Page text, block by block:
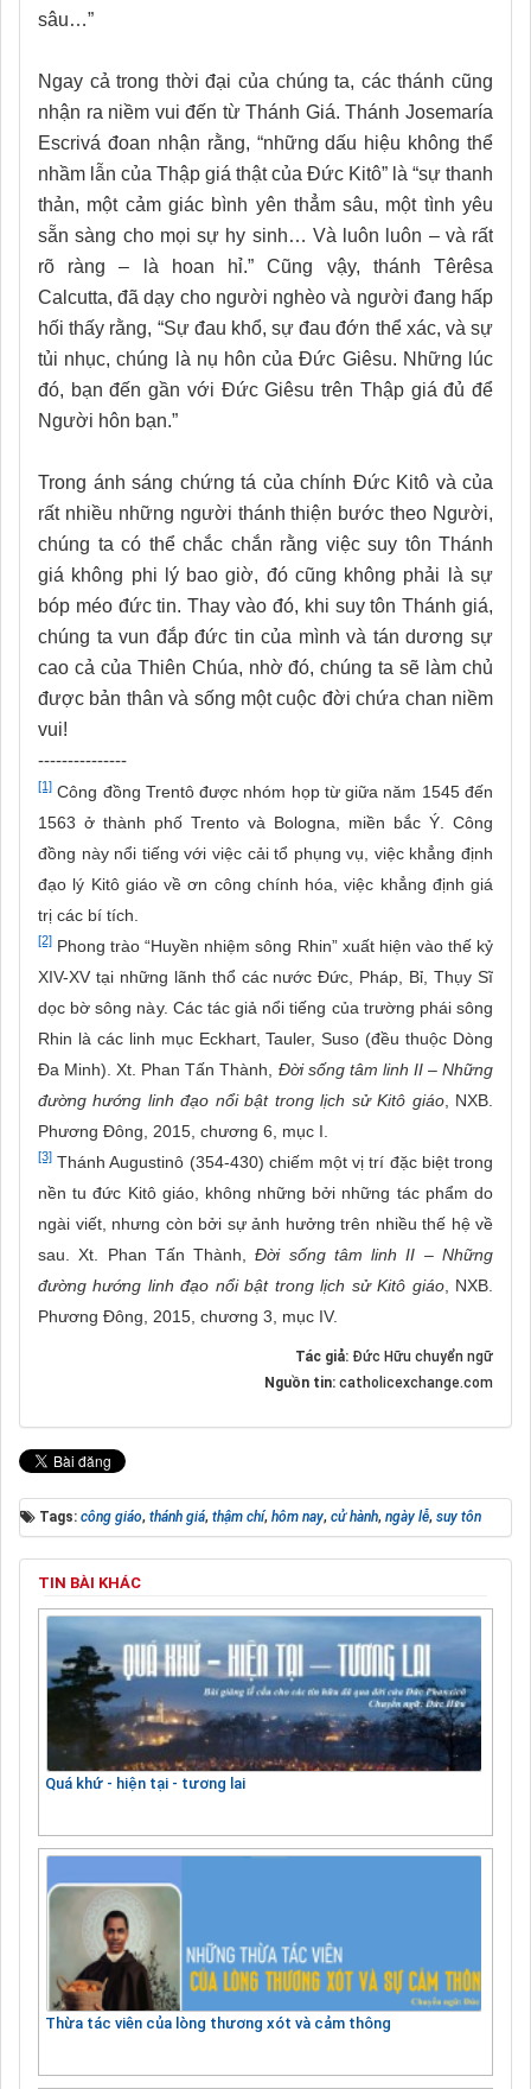
sâu…”
Ngay cả trong thời đại của chúng ta, các thánh cũng
nhận ra niềm vui đến từ Thánh Giá. Thánh Josemaría
Escrivá đoan nhận rằng, “những dấu hiệu không thể
nhầm lẫn của Thập giá thật của Đức Kitô” là “sự thanh
thản, một cảm giác bình yên thẳm sâu, một tình yêu
sẵn sàng cho mọi sự hy sinh… Và luôn luôn – và rất
rõ ràng – là hoan hỉ.” Cũng vậy, thánh Têrêsa
Calcutta, đã dạy cho người nghèo và người đang hấp
hối thấy rằng, “Sự đau khổ, sự đau đớn thể xác, và sự
tủi nhục, chúng là nụ hôn của Đức Giêsu. Những lúc
đó, bạn đến gần với Đức Giêsu trên Thập giá đủ để
Người hôn bạn.”
Trong ánh sáng chứng tá của chính Đức Kitô và của
rất nhiều những người thánh thiện bước theo Người,
chúng ta có thể chắc chắn rằng việc suy tôn Thánh
giá không phi lý bao giờ, đó cũng không phải là sự
bóp méo đức tin. Thay vào đó, khi suy tôn Thánh giá,
chúng ta vun đắp đức tin của mình và tán dương sự
cao cả của Thiên Chúa, nhờ đó, chúng ta sẽ làm chủ
được bản thân và sống một cuộc đời chứa chan niềm
vui!
---------------
[1] Công đồng Trentô được nhóm họp từ giữa năm 1545 đến
1563 ở thành phố Trento và Bologna, miền bắc Ý. Công
đồng này nổi tiếng với việc cải tổ phụng vụ, việc khẳng định
đạo lý Kitô giáo về ơn công chính hóa, việc khẳng định giá
trị các bí tích.
[2] Phong trào “Huyền nhiệm sông Rhin” xuất hiện vào thế kỷ
XIV-XV tại những lãnh thổ các nước Đức, Pháp, Bỉ, Thụy Sĩ
dọc bờ sông này. Các tác giả nổi tiếng của trường phái sông
Rhin là các linh mục Eckhart, Tauler, Suso (đều thuộc Dòng
Đa Minh). Xt. Phan Tấn Thành, Đời sống tâm linh II – Những
đường hướng linh đạo nổi bật trong lịch sử Kitô giáo, NXB.
Phương Đông, 2015, chương 6, mục I.
[3] Thánh Augustinô (354-430) chiếm một vị trí đặc biệt trong
nền tu đức Kitô giáo, không những bởi những tác phẩm do
ngài viết, nhưng còn bởi sự ảnh hưởng trên nhiều thế hệ về
sau. Xt. Phan Tấn Thành,Đời sống tâm linh II – Những
đường hướng linh đạo nổi bật trong lịch sử Kitô giáo, NXB.
Phương Đông, 2015, chương 3, mục IV.
Tác giả: Đức Hữu chuyển ngữ
Nguồn tin: catholicexchange.com
Tags: công giáo, thánh giá, thậm chí, hôm nay, cử hành, ngày lễ, suy tôn
TIN BÀI KHÁC
Quá khứ - hiện tại - tương lai
Thừa tác viên của lòng thương xót và cảm thông